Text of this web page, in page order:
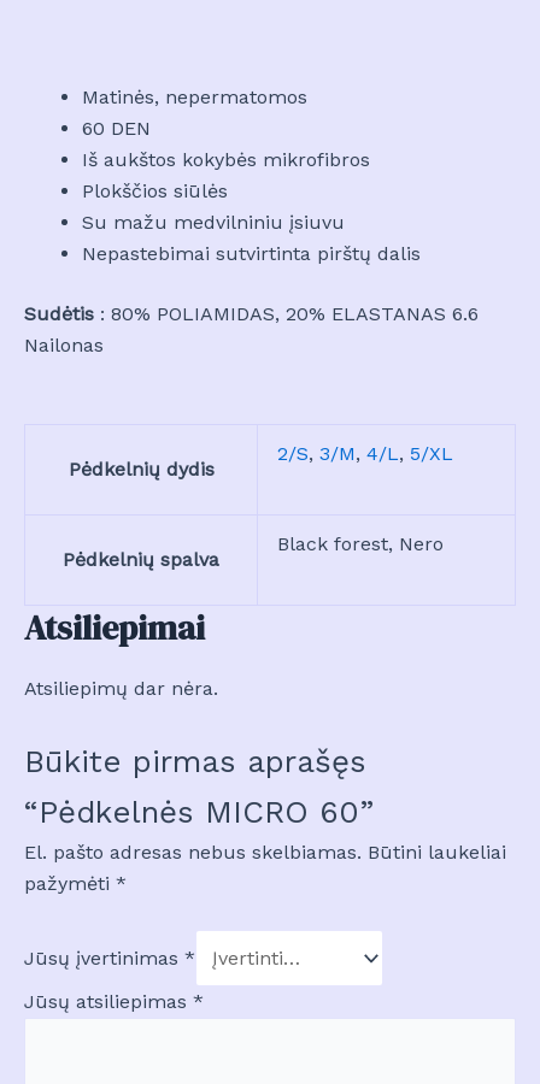
Matinės, nepermatomos
60 DEN
Iš aukštos kokybės mikrofibros
Plokščios siūlės
Su mažu medvilniniu įsiuvu
Nepastebimai sutvirtinta pirštų dalis
Sudėtis : 80% POLIAMIDAS, 20% ELASTANAS 6.6
Nailonas
Pėdkelnių dydis
2/S, 3/M, 4/L, 5/XL
Pėdkelnių spalva
Black forest, Nero
Atsiliepimai
Atsiliepimų dar nėra.
Būkite pirmas aprašęs
“Pėdkelnės MICRO 60”
El. pašto adresas nebus skelbiamas. Būtini laukeliai
pažymėti *
Jūsų įvertinimas *
Jūsų atsiliepimas *